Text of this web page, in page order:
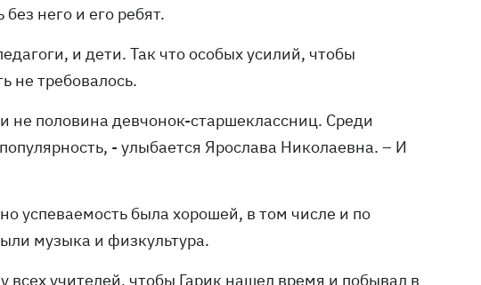
него и его ребят.
и дети. Так что особых усилий, чтобы
не требовалось.
не половина девчонок-старшеклассниц. Среди
- улыбается Ярослава Николаевна. – И
успеваемость была хорошей, в том числе и по
музыка и физкультура.
учителей, чтобы Гарик нашел время и побывал в